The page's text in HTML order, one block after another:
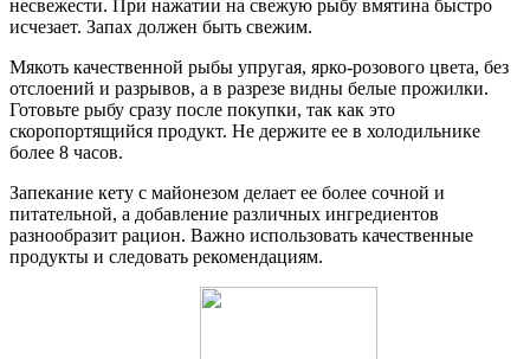
несвежести. При нажатии на свежую рыбу вмятина быстро
исчезает. Запах должен быть свежим.
Мякоть качественной рыбы упругая, ярко-розового цвета, без
отслоений и разрывов, а в разрезе видны белые прожилки.
Готовьте рыбу сразу после покупки, так как это
скоропортящийся продукт. Не держите ее в холодильнике
более 8 часов.
Запекание кету с майонезом делает ее более сочной и
питательной, а добавление различных ингредиентов
разнообразит рацион. Важно использовать качественные
продукты и следовать рекомендациям.